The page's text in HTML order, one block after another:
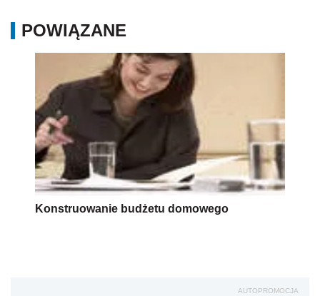
POWIĄZANE
Konstruowanie budżetu domowego
AUTOPROMOCJA